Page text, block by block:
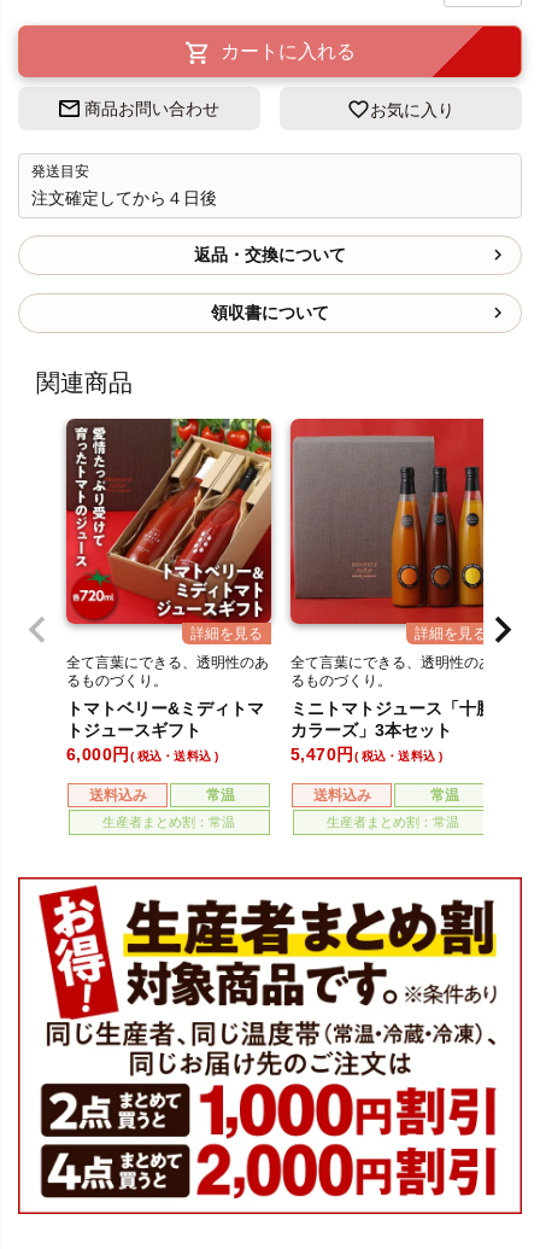
カートに入れる
商品お問い合わせ お気に入り
発送目安
注文確定してから４日後
返品・交換について
領収書について
関連商品
全て言葉にできる、透明性のあ
るものづくり。
トマトベリー&ミディトマ
トジュースギフト
送料込み 常温
生産者まとめ割：常温
6,000 税込・送料込
全て言葉にできる、透明性のあ
るものづくり。
ミニトマトジュース「十勝
カラーズ」3本セット
送料込み 常温
生産者まとめ割：常温
5,470 税込・送料込